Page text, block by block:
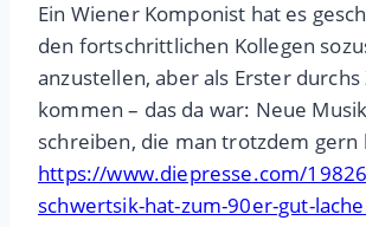
Ein Wiener Komponist hat es
den fortschrittlichen Kollegen
anzustellen, aber als Erster durchs
kommen – das da war: Neue
schreiben, die man trotzdem gern
https://www.diepresse.com/
schwertsik-hat-zum-90er-gut-